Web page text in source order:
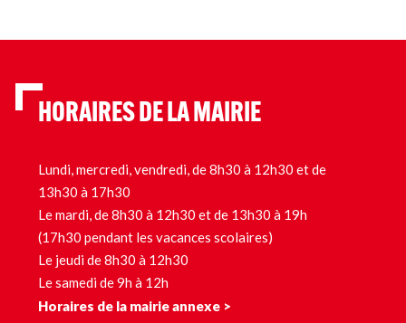
HORAIRES DE LA MAIRIE
Lundi, mercredi, vendredi, de 8h30 à 12h30 et de
13h30 à 17h30
Le mardi, de 8h30 à 12h30 et de 13h30 à 19h
(17h30 pendant les vacances scolaires)
Le jeudi de 8h30 à 12h30
Le samedi de 9h à 12h
Horaires de la mairie annexe >